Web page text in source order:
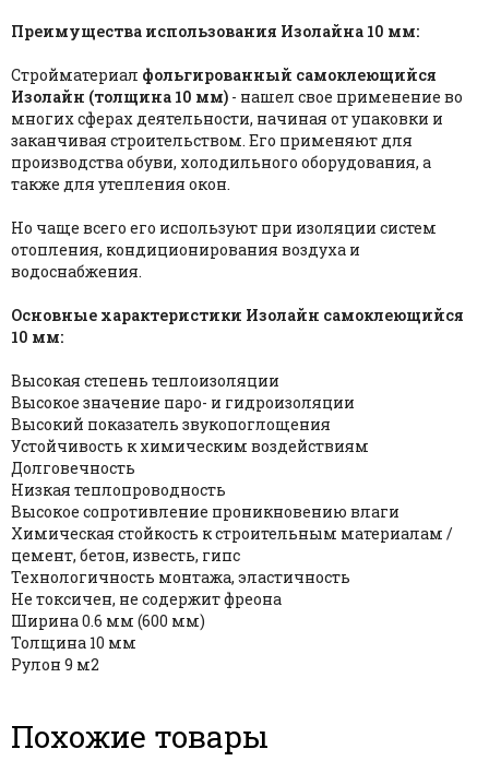
Преимущества использования Изолайна 10 мм:
Стройматериал фольгированный самоклеющийся
Изолайн (толщина 10 мм) - нашел свое применение во
многих сферах деятельности, начиная от упаковки и
заканчивая строительством. Его применяют для
производства обуви, холодильного оборудования, а
также для утепления окон.
Но чаще всего его используют при изоляции систем
отопления, кондиционирования воздуха и
водоснабжения.
Основные характеристики Изолайн самоклеющийся
10 мм:
Высокая степень теплоизоляции
Высокое значение паро- и гидроизоляции
Высокий показатель звукопоглощения
Устойчивость к химическим воздействиям
Долговечность
Низкая теплопроводность
Высокое сопротивление проникновению влаги
Химическая стойкость к строительным материалам /
цемент, бетон, известь, гипс
Технологичность монтажа, эластичность
Не токсичен, не содержит фреона
Ширина 0.6 мм (600 мм)
Толщина 10 мм
Рулон 9 м2
Похожие товары